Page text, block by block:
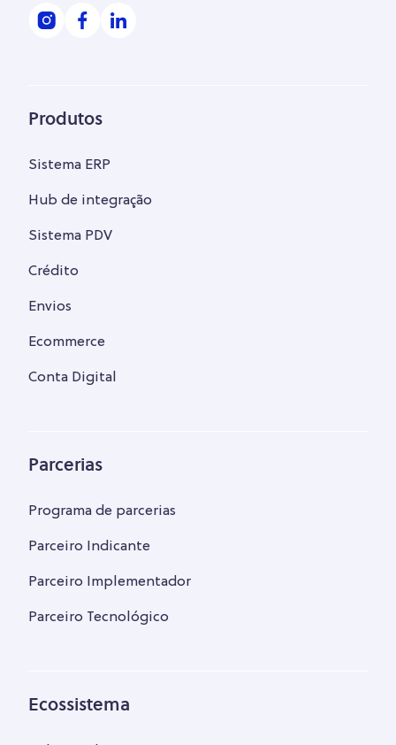
Produtos
Sistema ERP
Hub de integração
Sistema PDV
Crédito
Envios
Ecommerce
Conta Digital
Parcerias
Programa de parcerias
Parceiro Indicante
Parceiro Implementador
Parceiro Tecnológico
Ecossistema